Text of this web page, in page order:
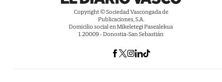
Copyright © Sociedad Vascongada de
Publicaciones, S.A.
Domicilio social en Mikeletegi Pasealekua
1. 20009 - Donostia-San Sebastián